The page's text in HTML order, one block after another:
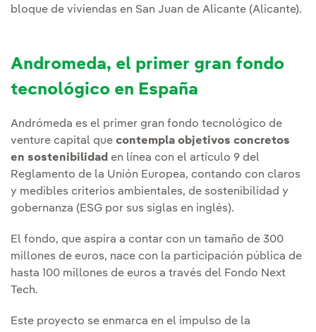
bloque de viviendas en San Juan de Alicante (Alicante).
Andromeda, el primer gran fondo
tecnológico en España
Andrómeda es el primer gran fondo tecnológico de
venture capital que contempla objetivos concretos
en sostenibilidad en línea con el artículo 9 del
Reglamento de la Unión Europea, contando con claros
y medibles criterios ambientales, de sostenibilidad y
gobernanza (ESG por sus siglas en inglés).
El fondo, que aspira a contar con un tamaño de 300
millones de euros, nace con la participación pública de
hasta 100 millones de euros a través del Fondo Next
Tech.
Este proyecto se enmarca en el impulso de la